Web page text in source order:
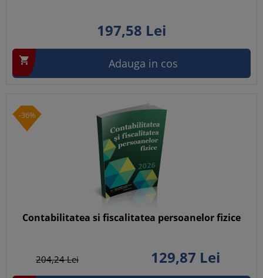
197,58 Lei
 Adauga in cos
-36%
Contabilitatea si fiscalitatea persoanelor fizice
204,24Lei 129,87 Lei